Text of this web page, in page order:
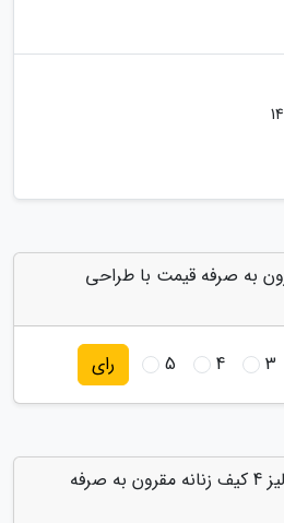
مقرون به صرفه قیمت با طراحی
3
4
5 رای
دیدگاه های مرتبط با "آنالیز 4 کیف زنانه مقرون به صرفه